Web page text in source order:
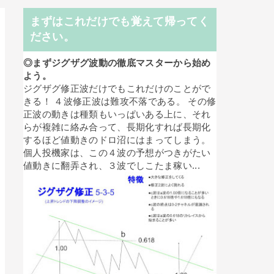
まずはこれだけでも覚えて帰ってく
ださい。
◎まずジグザグ波動の徹底マスターから始め
よう。
ジグザグ修正波だけでもこれだけのことがで
きる！ ４波修正波は難攻不落である。 その修
正波の動きは種類もいっぱいある上に、それ
らが複雑に絡み合って、長期化すれば長期化
するほど値動きのドロ沼にはまってしまう。
個人投機家は、この４波の予想がつきがたい
値動きに翻弄され、３波でしこたま稼い...